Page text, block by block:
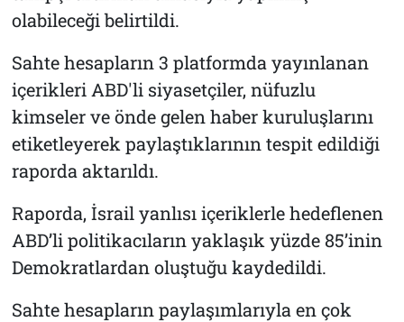
olabileceği belirtildi.
Sahte hesapların 3 platformda yayınlanan
içerikleri ABD'li siyasetçiler, nüfuzlu
kimseler ve önde gelen haber kuruluşlarını
etiketleyerek paylaştıklarının tespit edildiği
raporda aktarıldı.
Raporda, İsrail yanlısı içeriklerle hedeflenen
ABD’li politikacıların yaklaşık yüzde 85’inin
Demokratlardan oluştuğu kaydedildi.
Sahte hesapların paylaşımlarıyla en çok